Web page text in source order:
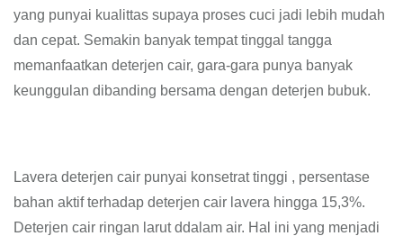
yang punyai kualittas supaya proses cuci jadi lebih mudah
dan cepat. Semakin banyak tempat tinggal tangga
memanfaatkan deterjen cair, gara-gara punya banyak
keunggulan dibanding bersama dengan deterjen bubuk.
Lavera deterjen cair punyai konsetrat tinggi , persentase
bahan aktif terhadap deterjen cair lavera hingga 15,3%.
Deterjen cair ringan larut ddalam air. Hal ini yang menjadi